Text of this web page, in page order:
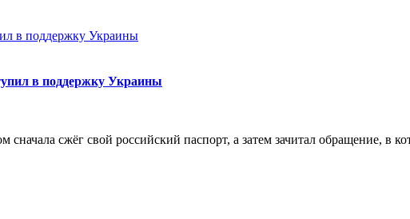
в поддержку Украины
сжёг свой российский паспорт, а затем зачитал обращение, в